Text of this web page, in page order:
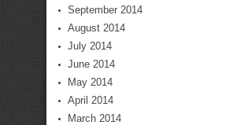
September 2014
August 2014
July 2014
June 2014
May 2014
April 2014
March 2014